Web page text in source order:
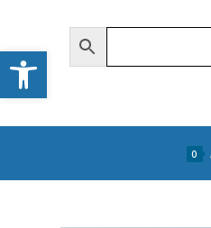
פתח סרגל נגישות
0